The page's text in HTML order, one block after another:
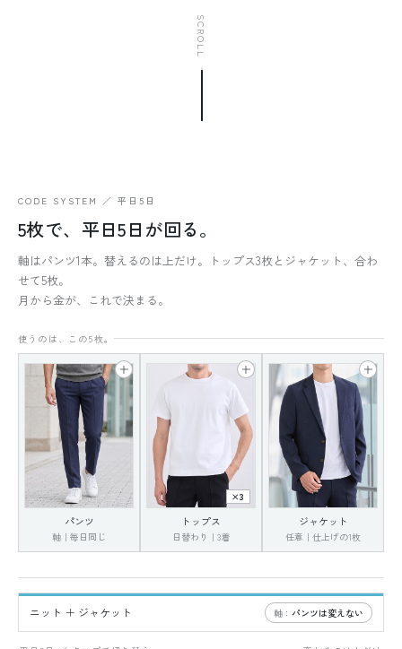
SCROLL
CODE SYSTEM ／ 平日5日
5枚で、平日5日が回る。
軸はパンツ1本。替えるのは上だけ。トップス3枚とジャケット、合わ
せて5枚。
月から金が、これで決まる。
使うのは、この5枚。
パンツ
軸｜毎日同じ
×3
トップス
日替わり｜3着
ジャケット
任意｜仕上げの1枚
FRI 5 / 5
ニット ＋ ジャケット 軸： パンツは変えない